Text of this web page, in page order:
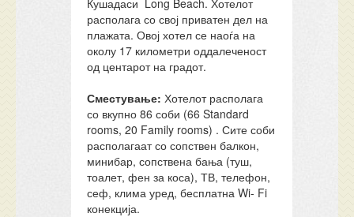
Кушадаси Long Beach. Хотелот
располага со свој приватен дел на
плажата. Овој хотел се наоѓа на
околу 17 километри оддалеченост
од центарот на градот.
Сместување: Хотелот располага
со вкупно 86 соби (66 Standard
rooms, 20 Family rooms) . Сите соби
располагаат со сопствен балкон,
минибар, сопствена бања (туш,
тоалет, фен за коса), ТВ, телефон,
сеф, клима уред, бесплатна Wi- Fi
конекција.